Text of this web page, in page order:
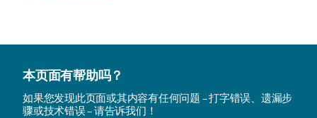
本页面有帮助吗？
如果您发现此页面或其内容有任何问题 – 打字错误、遗漏步
骤或技术错误 – 请告诉我们！